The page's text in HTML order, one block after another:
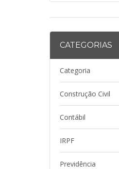
CATEGORIAS
Categoria
Construção Civil
Contábil
IRPF
Previdência